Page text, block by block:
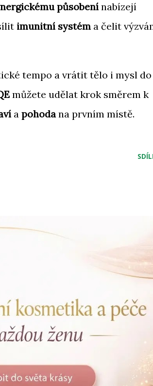
působení nabízejí
imunitní systém a čelit
tempo a vrátit tělo i mysl do
můžete udělat krok směrem k
a pohodana prvním místě.